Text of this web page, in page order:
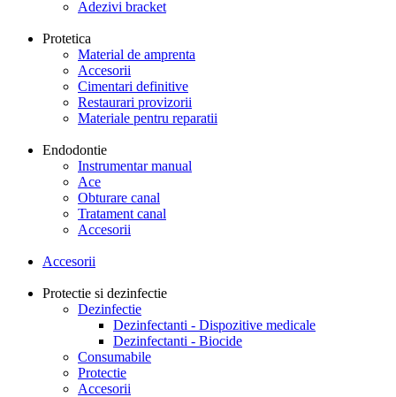
Adezivi bracket
Protetica
Material de amprenta
Accesorii
Cimentari definitive
Restaurari provizorii
Materiale pentru reparatii
Endodontie
Instrumentar manual
Ace
Obturare canal
Tratament canal
Accesorii
Accesorii
Protectie si dezinfectie
Dezinfectie
Dezinfectanti - Dispozitive medicale
Dezinfectanti - Biocide
Consumabile
Protectie
Accesorii